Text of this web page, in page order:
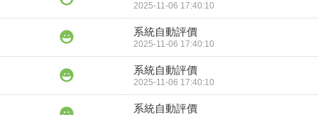
2025-11-06 17:40:10
系統自動評價
2025-11-06 17:40:10
系統自動評價
2025-11-06 17:40:10
系統自動評價